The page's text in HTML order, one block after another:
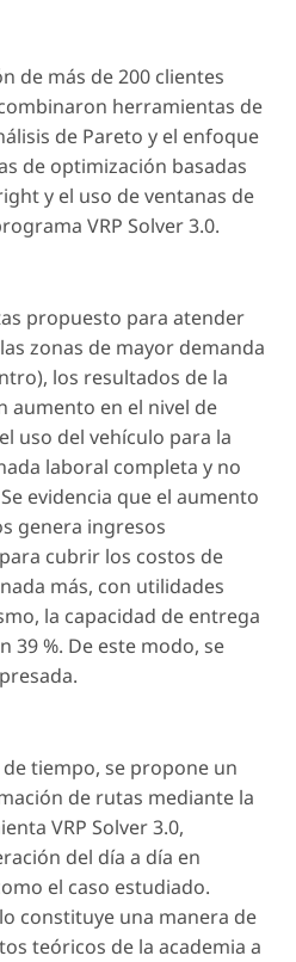
de más de 200 clientes
herramientas de
de Pareto y el enfoque
de optimización basadas
y el uso de ventanas de
VRP Solver 3.0.
propuesto para atender
zonas de mayor demanda
los resultados de la
aumento en el nivel de
uso del vehículo para la
laboral completa y no
evidencia que el aumento
genera ingresos
cubrir los costos de
más, con utilidades
la capacidad de entrega
39 %. De este modo, se
tiempo, se propone un
de rutas mediante la
VRP Solver 3.0,
del día a día en
el caso estudiado.
constituye una manera de
teóricos de la academia a